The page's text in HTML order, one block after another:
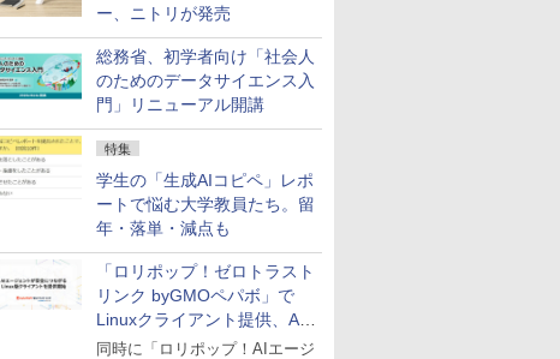
ー、ニトリが発売
総務省、初学者向け「社会人
のためのデータサイエンス入
門」リニューアル開講
特集
学生の「生成AIコピペ」レポ
ートで悩む大学教員たち。留
年・落単・減点も
「ロリポップ！ゼロトラスト
リンク byGMOペパボ」で
Linuxクライアント提供、AI
エージェントの接続が容易に
同時に「ロリポップ！AIエージ